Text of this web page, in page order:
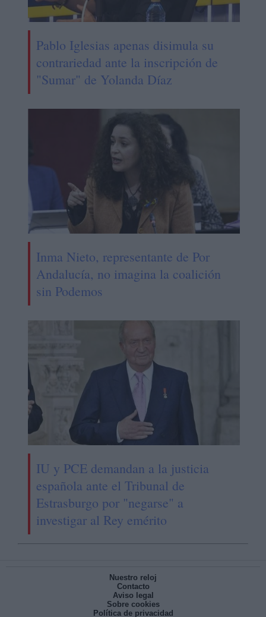
Pablo Iglesias apenas disimula su
contrariedad ante la inscripción de
"Sumar" de Yolanda Díaz
Inma Nieto, representante de Por
Andalucía, no imagina la coalición
sin Podemos
IU y PCE demandan a la justicia
española ante el Tribunal de
Estrasburgo por "negarse" a
investigar al Rey emérito
Nuestro reloj
Contacto
Aviso legal
Sobre cookies
Política de privacidad